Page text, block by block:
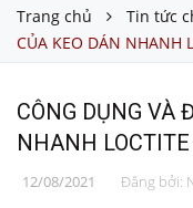
Trang chủ Tin tức
CỦA KEO DÁN NHANH
CÔNG DỤNG VÀ
NHANH
12/08/2021 Đăng bởi: